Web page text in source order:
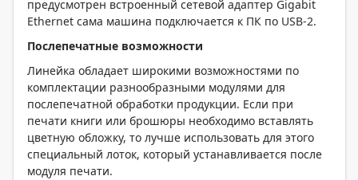
предусмотрен встроенный сетевой адаптер Gigabit
Ethernet сама машина подключается к ПК по USB-2.
Послепечатные возможности
Линейка обладает широкими возможностями по
комплектации разнообразными модулями для
послепечатной обработки продукции. Если при
печати книги или брошюры необходимо вставлять
цветную обложку, то лучше использовать для этого
специальный лоток, который устанавливается после
модуля печати.